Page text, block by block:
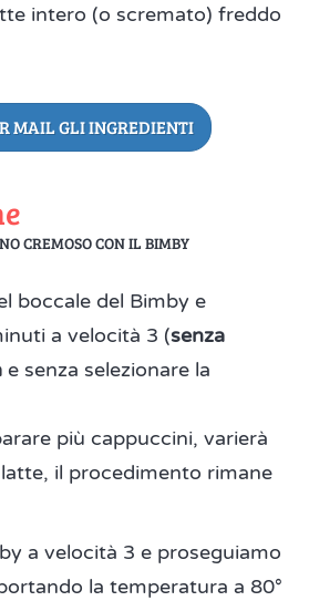
intero (o scremato) freddo
MAIL GLI INGREDIENTI
CREMOSO CON IL BIMBY
boccale del Bimby e
a velocità 3 (senza
e senza selezionare la
più cappuccini, varierà
il procedimento rimane
a velocità 3 e proseguiamo
la temperatura a 80°